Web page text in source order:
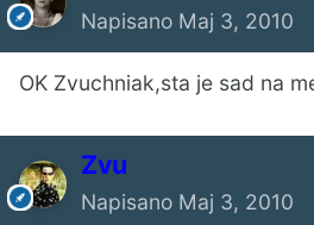
Napisano Maj 3, 2010
OK Zvuchniak,sta je sad na
Zvu
Napisano Maj 3, 2010